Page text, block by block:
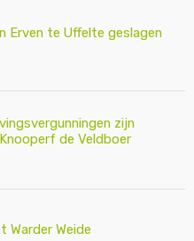
Erven te Uffelte geslagen
zijn
de Veldboer
Warder Weide